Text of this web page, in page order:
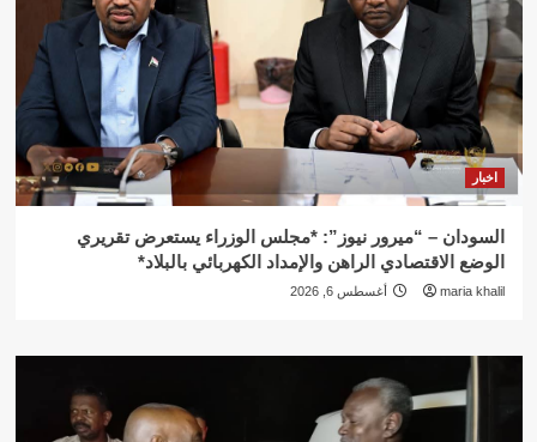
اخبار
السودان – “ميرور نيوز”: *مجلس الوزراء يستعرض تقريري
الوضع الاقتصادي الراهن والإمداد الكهربائي بالبلاد*
maria khalil أغسطس 6, 2026